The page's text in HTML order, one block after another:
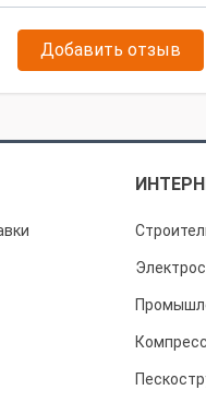
Добавить отзыв